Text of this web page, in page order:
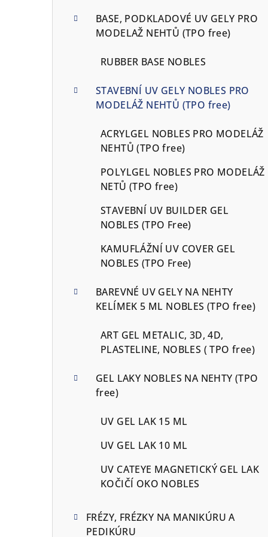
BASE, PODKLADOVÉ UV GELY PRO
MODELAŽ NEHTŮ (TPO free)
RUBBER BASE NOBLES
STAVEBNÍ UV GELY NOBLES PRO
MODELÁŽ NEHTŮ (TPO free)
ACRYLGEL NOBLES PRO MODELÁŽ
NEHTŮ (TPO free)
POLYLGEL NOBLES PRO MODELÁŽ
NETŮ (TPO free)
STAVEBNÍ UV BUILDER GEL
NOBLES (TPO Free)
KAMUFLÁŽNÍ UV COVER GEL
NOBLES (TPO Free)
BAREVNÉ UV GELY NA NEHTY
KELÍMEK 5 ML NOBLES (TPO free)
ART GEL METALIC, 3D, 4D,
PLASTELINE, NOBLES ( TPO free)
GEL LAKY NOBLES NA NEHTY (TPO
free)
UV GEL LAK 15 ML
UV GEL LAK 10 ML
UV CATEYE MAGNETICKÝ GEL LAK
KOČIČÍ OKO NOBLES
FRÉZY, FRÉZKY NA MANIKÚRU A
PEDIKÚRU